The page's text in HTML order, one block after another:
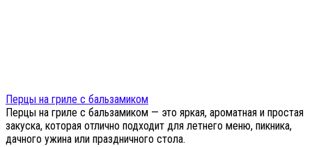
Перцы на гриле с бальзамиком
Перцы на гриле с бальзамиком — это яркая, ароматная и простая
закуска, которая отлично подходит для летнего меню, пикника,
дачного ужина или праздничного стола.